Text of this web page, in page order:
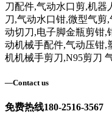
刀配件,气动水口剪,机器
刀,气动水口钳,微型气剪
动切刀,电子脚金瓶剪钳,
动机械手配件,气动压钳,
机机械手剪刀,N95剪刀
—Contact us
免费热线180-2516-3567